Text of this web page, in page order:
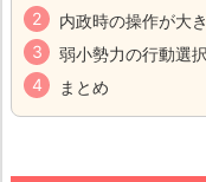
内政時の操作が大
弱小勢力の行動選
まとめ